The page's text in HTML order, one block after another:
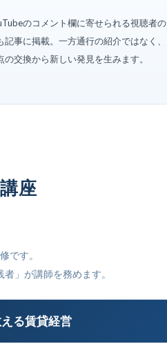
のコメント欄に寄せられる視聴者の
記事に掲載。一方通行の紹介ではなく、
の交換から新しい発見を生みます。
座
です。
」が講師を務めます。
る賃貸経営